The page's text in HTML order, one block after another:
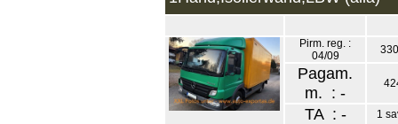
Pirm. reg. :
04/09
Pagam.
m. : -
TA : -
1